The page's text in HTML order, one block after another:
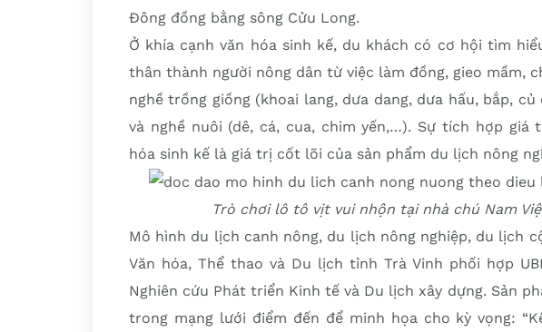
Đông đồng bằng sông Cửu Long.
Ở khía cạnh văn hóa sinh kế, du khách có cơ hội tìm
thân thành người nông dân từ việc làm đồng, gieo mầm,
nghề trồng giồng (khoai lang, dưa dang, dưa hấu, bắp,
và nghề nuôi (dê, cá, cua, chim yến,…). Sự tích hợp giá
hóa sinh kế là giá trị cốt lõi của sản phẩm du lịch nông
Trò chơi lô tô vịt vui nhộn tại nhà chú Nam
Mô hình du lịch canh nông, du lịch nông nghiệp, du lịch
Văn hóa, Thể thao và Du lịch tỉnh Trà Vinh phối hợp
Nghiên cứu Phát triển Kinh tế và Du lịch xây dựng. Sản
trong mạng lưới điểm đến để minh họa cho kỳ vọng: